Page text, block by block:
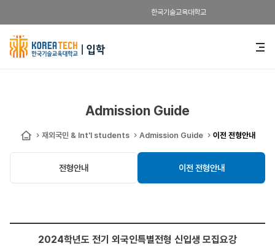
한국기술교육대학교
한
교
육
대
교
전
재외국민 & Int'l students Admission Guide 이전 전형안내
Admission Guide
전형안내 이전 전형안내
2024학년도 전기 외국인특별전형 신입생 모집요강